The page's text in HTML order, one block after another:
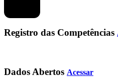
Registro das Competências
Dados Abertos Acessar